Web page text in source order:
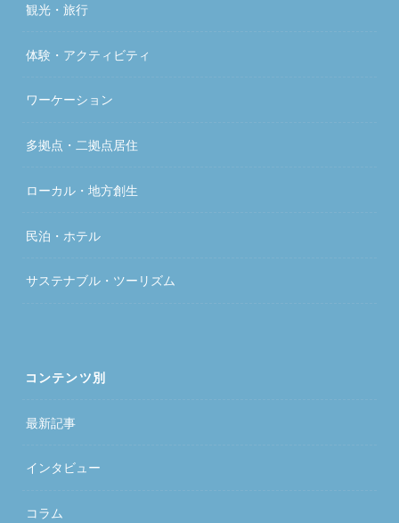
観光・旅行
体験・アクティビティ
ワーケーション
多拠点・二拠点居住
ローカル・地方創生
民泊・ホテル
サステナブル・ツーリズム
コンテンツ別
最新記事
インタビュー
コラム